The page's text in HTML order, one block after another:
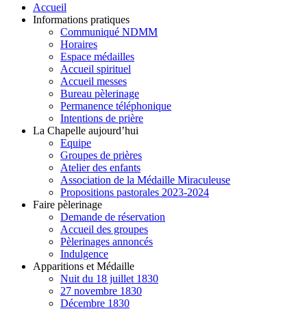
Accueil
Informations pratiques
Communiqué NDMM
Horaires
Espace médailles
Accueil spirituel
Accueil messes
Bureau pèlerinage
Permanence téléphonique
Intentions de prière
La Chapelle aujourd’hui
Equipe
Groupes de prières
Atelier des enfants
Association de la Médaille Miraculeuse
Propositions pastorales 2023-2024
Faire pèlerinage
Demande de réservation
Accueil des groupes
Pèlerinages annoncés
Indulgence
Apparitions et Médaille
Nuit du 18 juillet 1830
27 novembre 1830
Décembre 1830